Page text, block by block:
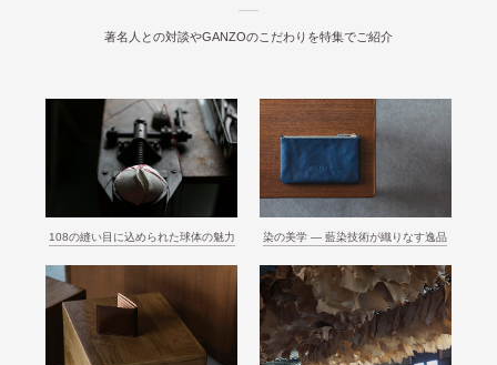
著名人との対談やGANZOのこだわりを特集でご紹介
108の縫い目に込められた球体の魅力 染の美学 ― 藍染技術が織りなす逸品